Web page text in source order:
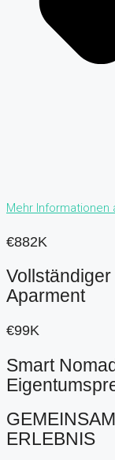
Mehr Informationen
€882K
Vollständiger
Aparment
€99K
Smart
ERLEBNIS